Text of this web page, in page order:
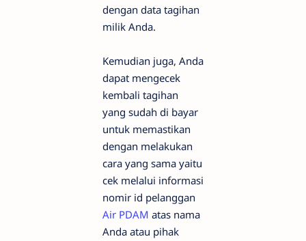
dengan data tagihan
milik Anda.
Kemudian juga, Anda
dapat mengecek
kembali tagihan
yang sudah di bayar
untuk memastikan
dengan melakukan
cara yang sama yaitu
cek melalui informasi
nomir id pelanggan
Air PDAM atas nama
Anda atau pihak